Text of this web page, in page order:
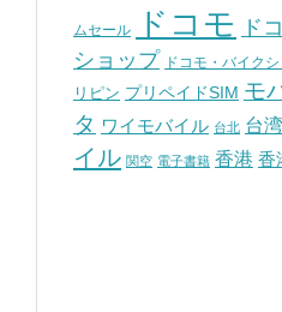
ムセール ドコモ
ド
ショップ ドコモ・バイク
リピン プリペイドSIM モ
タ ワイモバイル 台北 台湾
イル 関空 電子書籍 香港 香